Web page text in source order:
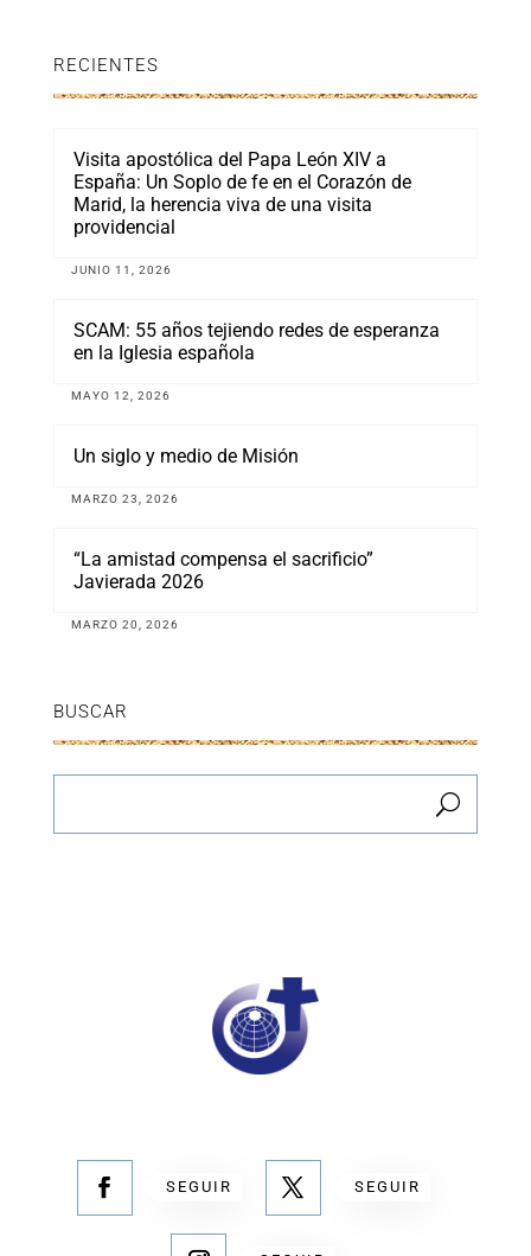
RECIENTES
Visita apostólica del Papa León XIV a
España: Un Soplo de fe en el Corazón de
Marid, la herencia viva de una visita
providencial
JUNIO 11, 2026
SCAM: 55 años tejiendo redes de esperanza
en la Iglesia española
MAYO 12, 2026
Un siglo y medio de Misión
MARZO 23, 2026
“La amistad compensa el sacrificio”
Javierada 2026
MARZO 20, 2026
BUSCAR
SEGUIR SEGUIR